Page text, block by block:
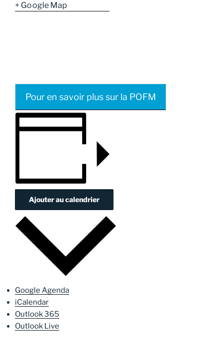
+ Google Map
Pour en savoir plus sur la POFM
Ajouter au calendrier
Google Agenda
iCalendar
Outlook 365
Outlook Live